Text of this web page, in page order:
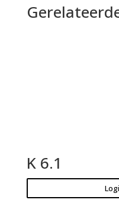
K 6.1